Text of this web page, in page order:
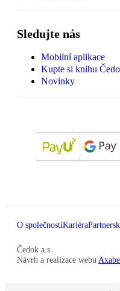
Sledujte nás
Mobilní aplikace
Kupte si knihu
Novinky
O společnostiKariéra
Čedok a.s
Návrh a realizace webu